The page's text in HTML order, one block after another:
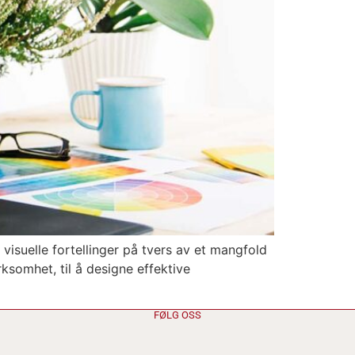
fortellinger på tvers av et mangfold
til å designe effektive
FØLG OSS